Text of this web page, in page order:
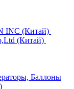
INC (Китай)
(Китай)
Баллоны